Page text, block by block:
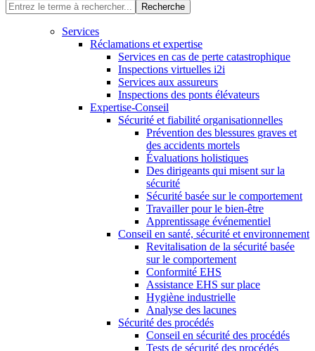
Recherche
Services
Réclamations et expertise
Services en cas de perte catastrophique
Inspections virtuelles i2i
Services aux assureurs
Inspections des ponts élévateurs
Expertise-Conseil
Sécurité et fiabilité organisationnelles
Prévention des blessures graves et
des accidents mortels
Évaluations holistiques
Des dirigeants qui misent sur la
sécurité
Sécurité basée sur le comportement
Travailler pour le bien-être
Apprentissage événementiel
Conseil en santé, sécurité et environnement
Revitalisation de la sécurité basée
sur le comportement
Conformité EHS
Assistance EHS sur place
Hygiène industrielle
Analyse des lacunes
Sécurité des procédés
Conseil en sécurité des procédés
Tests de sécurité des procédés